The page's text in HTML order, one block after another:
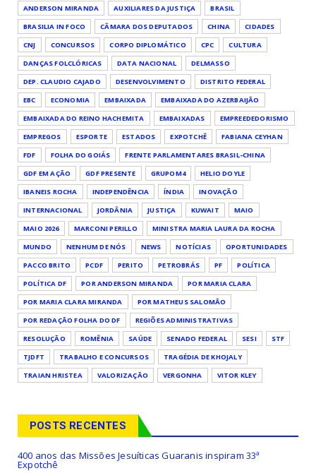
ANDERSON MIRANDA AUXILIARES DA JUSTIÇA
BRASIL
BRASILIA IN FOCO
CÂMARA DOS DEPUTADOS CHINA
CIDADES
CNJ
CONCURSOS CORPO DIPLOMÁTICO CPC
CULTURA
DANÇAS FOLCLÓRICAS
DATA NACIONAL
DELMASSO
DEP. CLAUDIO CAJADO
DESENVOLVIMENTO
DISTRITO FEDERAL
EBC
ECONOMIA EMBAIXADA
EMBAIXADA DO AZERBAIJÃO
EMBAIXADA DO REINO HACHEMITA
EMBAIXADAS
EMPREEDEDORISMO
EMPREGOS
ESPORTE ESTADOS EXPOTCHÊ
FABIANA CEYHAN
FDF
FOLHA DO GOIÁS
FRENTE PARLAMENTARES BRASIL-CHINA
GDF EM AÇÃO
GDF PRESENTE GRUPOM4
HELIO DOYLE
IBANEIS ROCHA
INDEPENDÊNCIA ÍNDIA
INOVAÇÃO
INTERNACIONAL
JORDÂNIA JUSTIÇA KUWAIT
MAIO
MAIO 2026
MARCONI PERILLO
MINISTRA MARIA LAURA DA ROCHA
MUNDO
NENHUM DE NÓS NEWS NOTÍCIAS
OPORTUNIDADES
PACCO BRITO
PCDF PERITO PETROBRÁS PF
POLÍTICA
POLÍTICA DF
POR ANDERSON MIRANDA
POR MARIA CLARA
POR MARIA CLARA MIRANDA
POR MATHEUS SALOMÃO
POR REDAÇÃO FOLHA DO DF
REGIÕES ADMINISTRATIVAS
RESOLUÇÃO
ROMÊNIA SAÚDE SENADO FEDERAL SESI
STF
TJDFT
TRABALHO E CONCURSOS
TRAGÉDIA DE KHOJALY
TRAIAN HRISTEA
VALORIZAÇÃO VERGONHA VITOR KLEY
POSTS RECENTES
400 anos das Missões Jesuíticas Guaranis inspiram 33ª
Expotchê